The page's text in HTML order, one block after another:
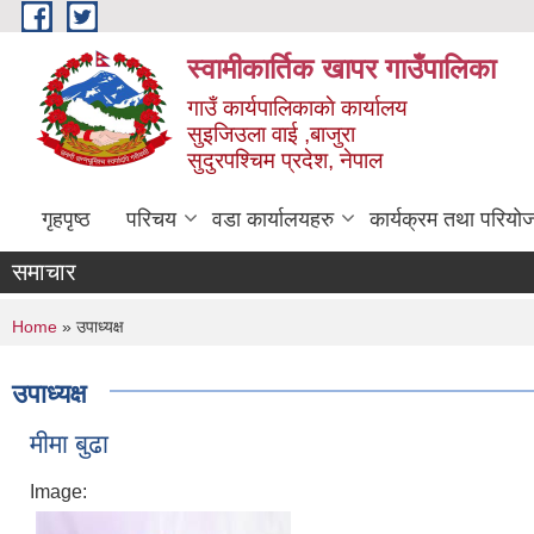
Skip to main content
स्वामीकार्तिक खापर गाउँपालिका
गाउँ कार्यपालिकाकाे कार्यालय
सुइजिउला वाई ,बाजुरा
सुदुरपश्चिम प्रदेश, नेपाल
गृहपृष्ठ परिचय वडा कार्यालयहरु कार्यक्रम तथा
समाचार
You are here
Home » उपाध्यक्ष
उपाध्यक्ष
मीमा बुढा
Image: